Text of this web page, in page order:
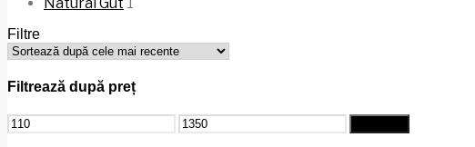
Filtre
Filtrează după preț
Preț
minim
Preț
maxim